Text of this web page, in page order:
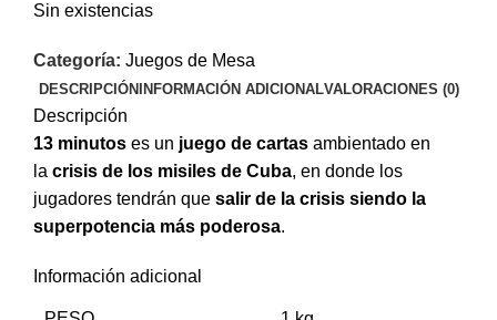
Sin existencias
Categoría: Juegos de Mesa
DESCRIPCIÓN INFORMACIÓN ADICIONALVALORACIONES (0)
Descripción
13 minutos es un juego de cartas ambientado en
la crisis de los misiles de Cuba, en donde los
jugadores tendrán que salir de la crisis siendo la
superpotencia más poderosa.
Información adicional